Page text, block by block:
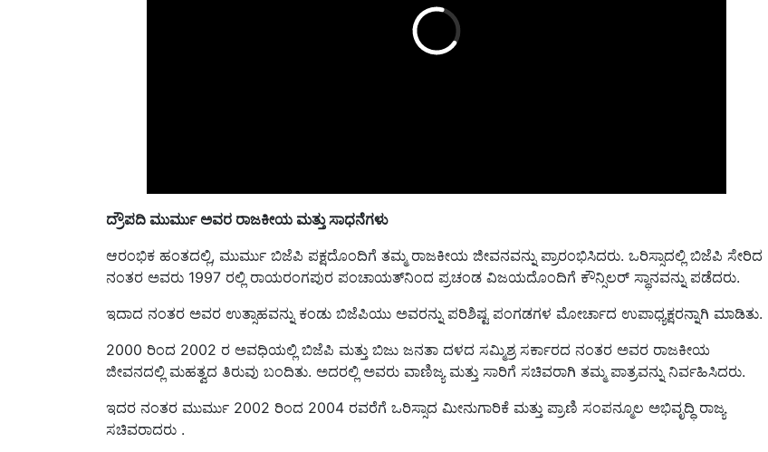
ದ್ರೌಪದಿ ಮುರ್ಮು ಅವರ ರಾಜಕೀಯ ಮತ್ತು ಸಾಧನೆಗಳು
ಆರಂಭಿಕ ಹಂತದಲ್ಲಿ, ಮುರ್ಮು ಬಿಜೆಪಿ ಪಕ್ಷದೊಂದಿಗೆ ತಮ್ಮ ರಾಜಕೀಯ ಜೀವನವನ್ನು ಪ್ರಾರಂಭಿಸಿದರು. ಒರಿಸ್ಸಾದಲ್ಲಿ ಬಿಜೆಪಿ ಸೇರಿದ
ನಂತರ ಅವರು 1997 ರಲ್ಲಿ ರಾಯರಂಗಪುರ ಪಂಚಾಯತ್‌ನಿಂದ ಪ್ರಚಂಡ ವಿಜಯದೊಂದಿಗೆ ಕೌನ್ಸಿಲರ್ ಸ್ಥಾನವನ್ನು ಪಡೆದರು.
ಇದಾದ ನಂತರ ಅವರ ಉತ್ಸಾಹವನ್ನು ಕಂಡು ಬಿಜೆಪಿಯು ಅವರನ್ನು ಪರಿಶಿಷ್ಟ ಪಂಗಡಗಳ ಮೋರ್ಚಾದ ಉಪಾಧ್ಯಕ್ಷರನ್ನಾಗಿ ಮಾಡಿತು.
2000 ರಿಂದ 2002 ರ ಅವಧಿಯಲ್ಲಿ ಬಿಜೆಪಿ ಮತ್ತು ಬಿಜು ಜನತಾ ದಳದ ಸಮ್ಮಿಶ್ರ ಸರ್ಕಾರದ ನಂತರ ಅವರ ರಾಜಕೀಯ
ಜೀವನದಲ್ಲಿ ಮಹತ್ವದ ತಿರುವು ಬಂದಿತು. ಅದರಲ್ಲಿ ಅವರು ವಾಣಿಜ್ಯ ಮತ್ತು ಸಾರಿಗೆ ಸಚಿವರಾಗಿ ತಮ್ಮ ಪಾತ್ರವನ್ನು ನಿರ್ವಹಿಸಿದರು.
ಇದರ ನಂತರ ಮುರ್ಮು 2002 ರಿಂದ 2004 ರವರೆಗೆ ಒರಿಸ್ಸಾದ ಮೀನುಗಾರಿಕೆ ಮತ್ತು ಪ್ರಾಣಿ ಸಂಪನ್ಮೂಲ ಅಭಿವೃದ್ಧಿ ರಾಜ್ಯ
ಸಚಿವರಾದರು .